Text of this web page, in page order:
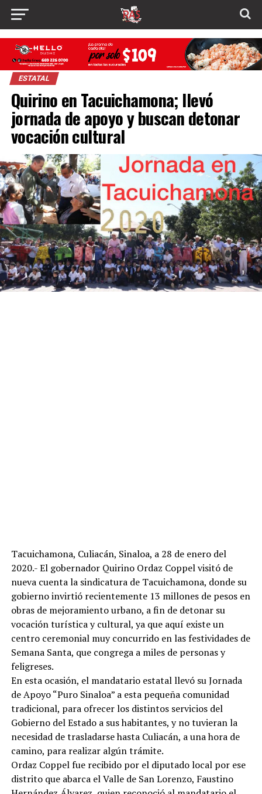
ESTATAL
Quirino en Tacuichamona; llevó
jornada de apoyo y buscan detonar
vocación cultural
Tacuichamona, Culiacán, Sinaloa, a 28 de enero del
2020.- El gobernador Quirino Ordaz Coppel visitó de
nueva cuenta la sindicatura de Tacuichamona, donde su
gobierno invirtió recientemente 13 millones de pesos en
obras de mejoramiento urbano, a fin de detonar su
vocación turística y cultural, ya que aquí existe un
centro ceremonial muy concurrido en las festividades de
Semana Santa, que congrega a miles de personas y
feligreses.
En esta ocasión, el mandatario estatal llevó su Jornada
de Apoyo “Puro Sinaloa” a esta pequeña comunidad
tradicional, para ofrecer los distintos servicios del
Gobierno del Estado a sus habitantes, y no tuvieran la
necesidad de trasladarse hasta Culiacán, a una hora de
camino, para realizar algún trámite.
Ordaz Coppel fue recibido por el diputado local por ese
distrito que abarca el Valle de San Lorenzo, Faustino